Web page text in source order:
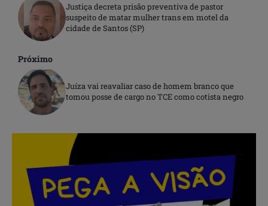
Justiça decreta prisão preventiva de pastor
suspeito de matar mulher trans em motel da
cidade de Santos (SP)
Próximo
Juíza vai reavaliar caso de homem branco que
tomou posse de cargo no TCE como cotista negro
.